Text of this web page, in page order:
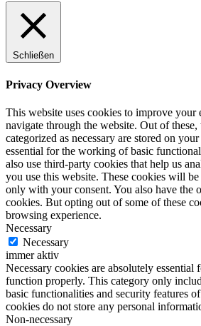
Schließen
Privacy Overview
This website uses cookies to improve your
navigate through the website. Out of these,
categorized as necessary are stored on
essential for the working of basic
also use third-party cookies that help us
you use this website. These cookies will
only with your consent. You also have the
cookies. But opting out of some of these
browsing experience.
Necessary
Necessary
immer aktiv
Necessary cookies are absolutely essential
function properly. This category only
basic functionalities and security features
cookies do not store any personal
Non-necessary